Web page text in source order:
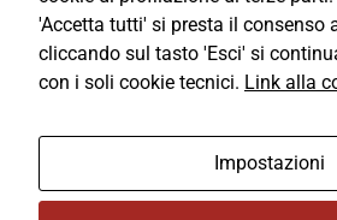
Ⓒ2026, Technical Design
Informativa Privacy
'Accetta tutti' si presta il consenso
cliccando sul tasto 'Esci' si
con i soli cookie tecnici. Link alla
Impostazioni